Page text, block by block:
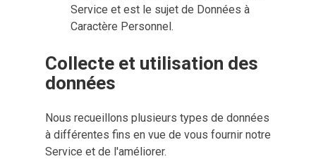
Service et est le sujet de Données à
Caractère Personnel.
Collecte et utilisation des
données
Nous recueillons plusieurs types de données
à différentes fins en vue de vous fournir notre
Service et de l'améliorer.